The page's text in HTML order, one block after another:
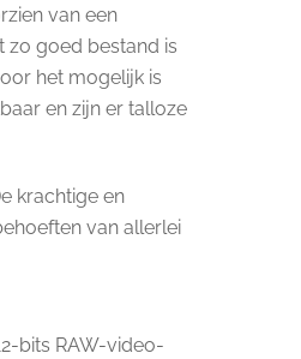
van een
goed bestand is
het mogelijk is
en zijn er talloze
krachtige en
van allerlei
bits RAW-video-